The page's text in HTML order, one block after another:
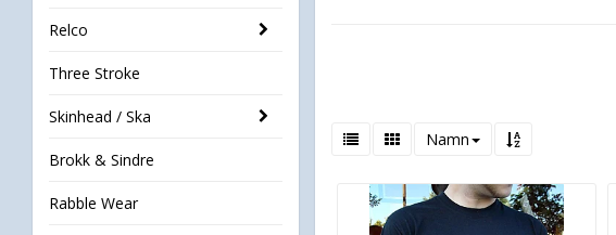
Relco
Three Stroke
Skinhead / Ska
Brokk & Sindre
Rabble Wear
Namn